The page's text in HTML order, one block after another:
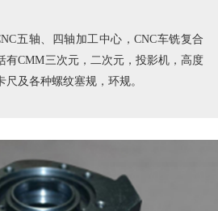
五轴、四轴加工中心，CNC车铣复合
有CMM三次元，二次元，投影机，高度
及各种螺纹塞规，环规。